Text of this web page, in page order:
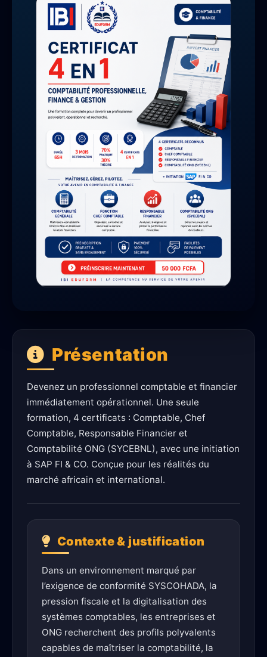
Présentation
Devenez un professionnel comptable et financier
immédiatement opérationnel. Une seule
formation, 4 certificats : Comptable, Chef
Comptable, Responsable Financier et
Comptabilité ONG (SYCEBNL), avec une initiation
à SAP FI & CO. Conçue pour les réalités du
marché africain et international.
Contexte & justification
Dans un environnement marqué par
l’exigence de conformité SYSCOHADA, la
pression fiscale et la digitalisation des
systèmes comptables, les entreprises et
ONG recherchent des profils polyvalents
capables de maîtriser la comptabilité, la